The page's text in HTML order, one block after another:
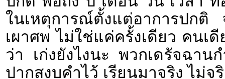
ในเหตุการณ์ตั้งแต่อาการปกติ
เผาศพ ไม่ใช่แค่ครั้งเดียว คนเ
ว่า เก่งยังไงนะ พวกเดรัจฉา
ปากสงบคำไว้ เรียนมาจริง ไม่